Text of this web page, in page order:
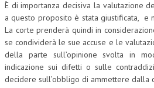
È di importanza decisiva la valutazione
a questo proposito è stata giustificata, e
La corte prenderà quindi in
se condividerà le sue accuse e le
della parte sull’opinione svolta in
indicazione sui difetti o sulle
decidere sull’obbligo di ammettere dalla